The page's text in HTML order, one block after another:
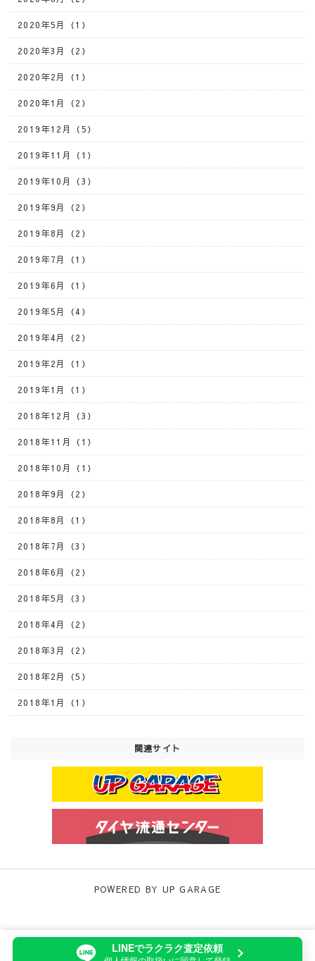
2020年5月（1）
2020年3月（2）
2020年2月（1）
2020年1月（2）
2019年12月（5）
2019年11月（1）
2019年10月（3）
2019年9月（2）
2019年8月（2）
2019年7月（1）
2019年6月（1）
2019年5月（4）
2019年4月（2）
2019年2月（1）
2019年1月（1）
2018年12月（3）
2018年11月（1）
2018年10月（1）
2018年9月（2）
2018年8月（1）
2018年7月（3）
2018年6月（2）
2018年5月（3）
2018年4月（2）
2018年3月（2）
2018年2月（5）
2018年1月（1）
関連サイト
POWERED BY UP GARAGE
LINEでラクラク査定依頼
当サイトでは、サイトの利便性向上や利用状況の分析のために